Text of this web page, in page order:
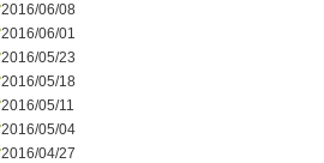
2016/06/08
2016/06/01
2016/05/23
2016/05/18
2016/05/11
2016/05/04
2016/04/27